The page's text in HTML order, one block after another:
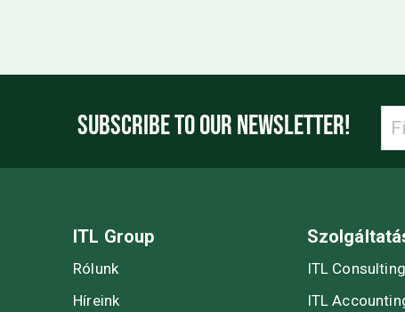
SUBSCRIBE TO OUR NEWSLETTER!
ITL Group
Rólunk
Híreink
ITL Consulting
ITL